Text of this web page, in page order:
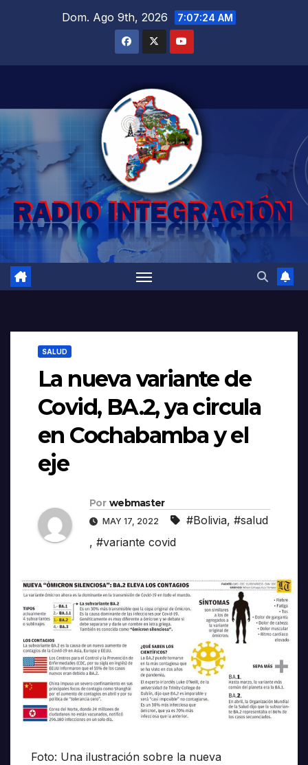
Dom. Ago 9th, 2026 7:07:25 AM
SALUD
La nueva variante de
Covid, BA.2, ya circula
en Cochabamba y el
eje
Por webmaster
MAY 17, 2022 #Bolivia, #salud
, #variante covid
Foto: Una ilustración sobre la nueva